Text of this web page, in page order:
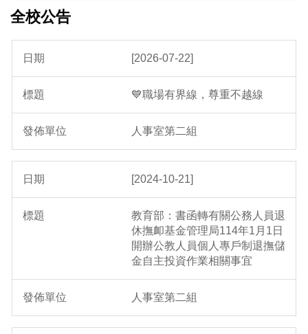
全校公告
[2026-07-22]
💙職場有界線，尊重不越線
人事室第二組
[2024-10-21]
教育部：書函轉有關公務人員退
休撫卹基金管理局114年1月1日
開辦公教人員個人專戶制退撫儲
金自主投資作業相關事宜
人事室第二組